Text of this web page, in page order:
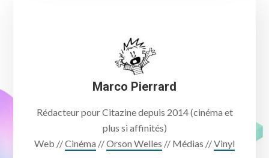
Marco Pierrard
Rédacteur pour Citazine depuis 2014 (cinéma et
plus si affinités)
Web //Cinéma //Orson Welles // Médias //Vinyl